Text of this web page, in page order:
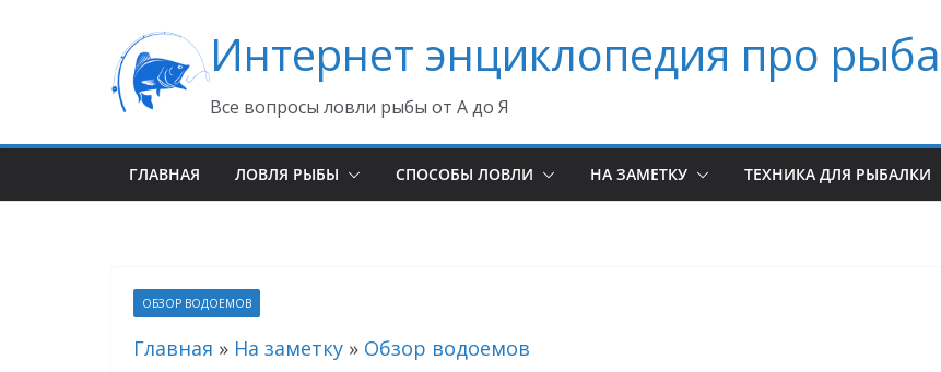
содержимому
Интернет энциклопедия про
Все вопросы ловли рыбы от А до Я
ГЛАВНАЯ ЛОВЛЯ РЫБЫ СПОСОБЫ ЛОВЛИ НА ЗАМЕТКУ ТЕХНИКА ДЛЯ РЫБАЛКИ
ОБЗОР ВОДОЕМОВ
Главная » На заметку » Обзор водоемов